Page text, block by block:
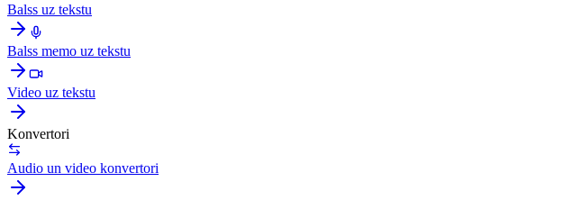
Balss uz tekstu
Balss memo uz tekstu
Video uz tekstu
Konvertori
Audio un video konvertori